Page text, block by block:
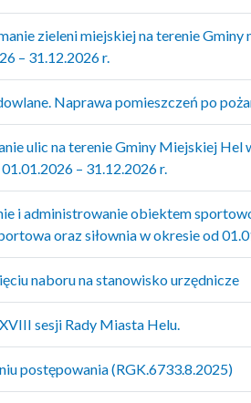
zieleni miejskiej na terenie
– 31.12.2026 r.
Naprawa pomieszczeń po
ulic na terenie Gminy Miejskiej
– 31.12.2026 r.
i administrowanie obiektem
oraz siłownia w okresie od
naboru na stanowisko urzędnicze
sesji Rady Miasta Helu.
postępowania (RGK.6733.8.2025)